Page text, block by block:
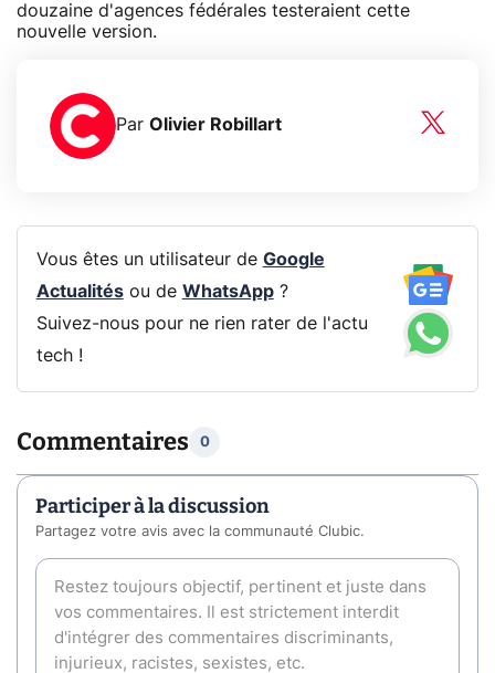
douzaine d'agences fédérales testeraient cette
nouvelle version.
Par Olivier Robillart
Vous êtes un utilisateur de Google
Actualitésou de WhatsApp?
Suivez-nous pour ne rien rater de l'actu
tech !
Commentaires 0
Participer à la discussion
Partagez votre avis avec la communauté Clubic.